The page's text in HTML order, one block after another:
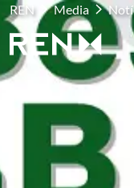
REN Media